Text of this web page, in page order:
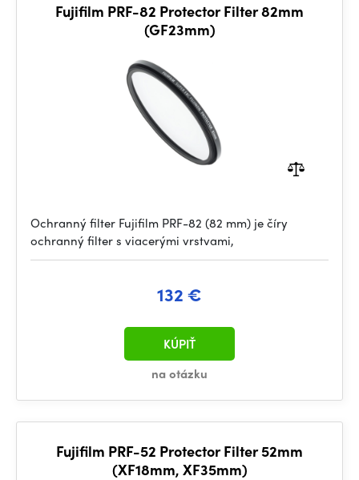
Fujifilm PRF-82 Protector Filter 82mm
(GF23mm)
Ochranný filter Fujifilm PRF-82 (82 mm) je číry
ochranný filter s viacerými vrstvami,
132 €
na otázku
KÚPIŤ
Fujifilm PRF-52 Protector Filter 52mm
(XF18mm, XF35mm)